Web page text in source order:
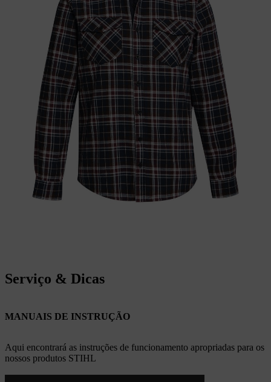
Serviço & Dicas
MANUAIS DE INSTRUÇÃO
Aqui encontrará as instruções de funcionamento apropriadas para os
nossos produtos STIHL